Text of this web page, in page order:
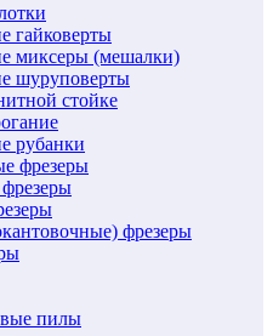
гайковерты
миксеры (мешалки)
шуруповерты
стойке
рубанки
фрезеры
фрезеры
пилы